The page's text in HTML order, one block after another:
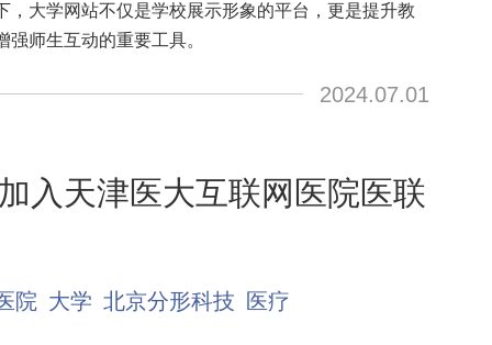
，大学网站不仅是学校展示形象的平台，更是提升教
师生互动的重要工具。
2024.07.01
入天津医大互联网医院医联
院 大学 北京分形科技 医疗